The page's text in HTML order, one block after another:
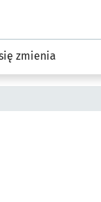
- miejskie
zmienia